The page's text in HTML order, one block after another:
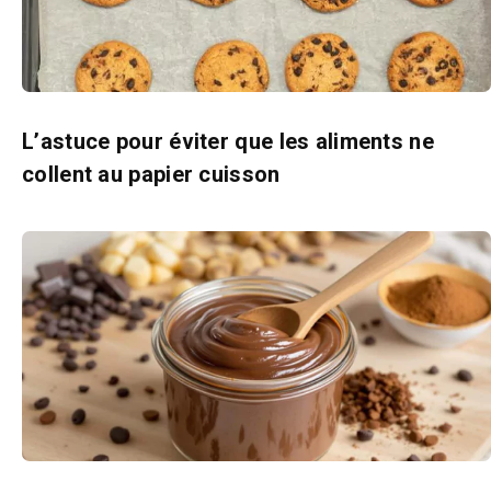
L’astuce pour éviter que les aliments ne
collent au papier cuisson